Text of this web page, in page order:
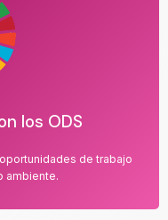
los ODS
de trabajo
ambiente.